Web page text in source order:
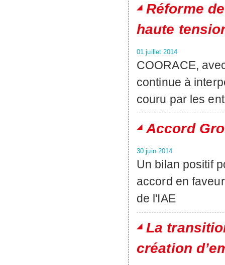
Réforme
haute
01 juillet 2014
COORACE,
continue à
couru par les
Accord
30 juin 2014
Un bilan positif
accord en
de l'IAE
La
création